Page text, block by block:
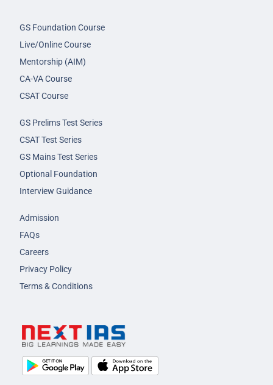
GS Foundation Course
Live/Online Course
Mentorship (AIM)
CA-VA Course
CSAT Course
GS Prelims Test Series
CSAT Test Series
GS Mains Test Series
Optional Foundation
Interview Guidance
Admission
FAQs
Careers
Privacy Policy
Terms & Conditions